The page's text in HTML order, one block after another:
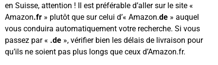
en Suisse, attention ! Il est préférable d’aller sur le site «
Amazon.fr » plutôt que sur celui d’« Amazon.de » auquel
vous conduira automatiquement votre recherche. Si vous
passez par « .de », vérifier bien les délais de livraison pour
qu’ils ne soient pas plus longs que ceux d’Amazon.fr.